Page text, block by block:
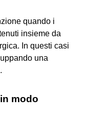
quando i
insieme da
In questi casi
una
modo